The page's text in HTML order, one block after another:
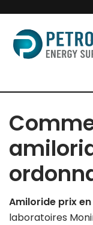
Skip
to
content
Amiloride prix
laboratoires